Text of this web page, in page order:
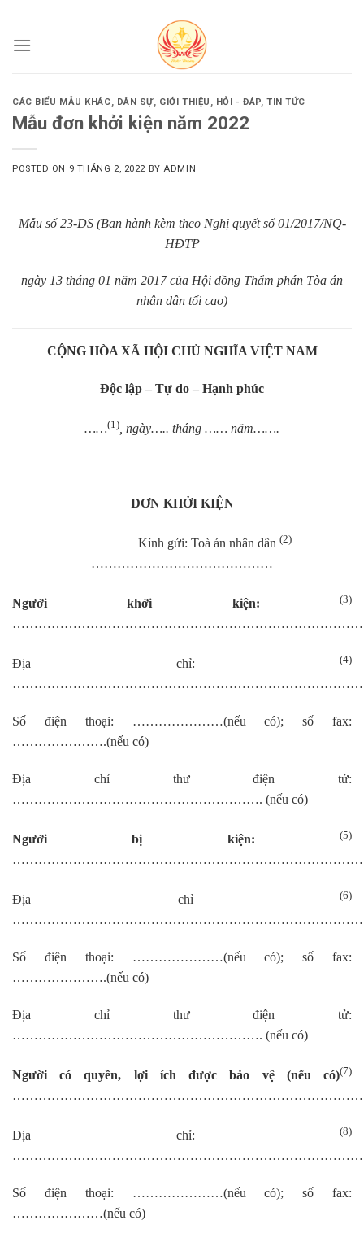
content
CÁC BIỂU MẪU KHÁC, DÂN SỰ, GIỚI THIỆU , HỎI - ĐÁP,TIN TỨC
Mẫu đơn khởi kiện năm 2022
POSTED ON 9 THÁNG 2, 2022 BY ADMIN
Mẫu số 23-DS (Ban hành kèm theo Nghị quyết số 01/2017/NQ-
HĐTP
ngày 13 tháng 01 năm 2017của Hội đồng Thẩm phán Tòa án
nhân dân tối cao)
CỘNG HÒA XÃ HỘI CHỦ NGHĨA VIỆT NAM
Độc lập – Tự do – Hạnh phúc
……(1) , ngày….. tháng …… năm…….
ĐƠN KHỞI KIỆN
Kính gửi: Toà án nhân dân (2)
……………………………………
Người khởi kiện: (3)
Địa chỉ: (4)
Số điện thoại: …………………(nếu có); số fax:
………………….(nếu có)
Địa chỉ thư điện tử:
…………………………………………………. (nếu có)
Người bị kiện: (5)
Địa chỉ (6)
Số điện thoại: …………………(nếu có); số fax:
………………….(nếu có)
Địa chỉ thư điện tử:
…………………………………………………. (nếu có)
Người có quyền, lợi ích được bảo vệ (nếu có)(7)
Địa chỉ: (8)
Số điện thoại: …………………(nếu có); số fax:
…………………(nếu có)